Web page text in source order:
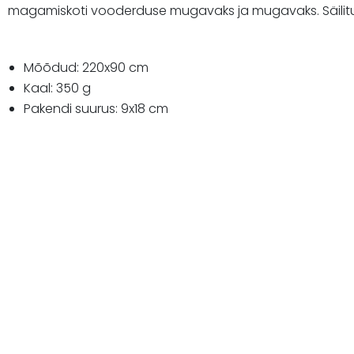
magamiskoti vooderduse mugavaks ja mugavaks.
Mõõdud: 220x90 cm
Kaal: 350 g
Pakendi suurus: 9x18 cm